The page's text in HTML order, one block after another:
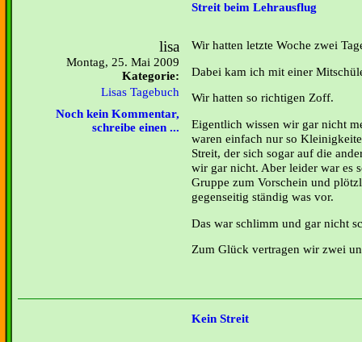
Streit beim Lehrausflug
lisa
Montag, 25. Mai 2009
Kategorie:
Lisas Tagebuch
Noch kein Kommentar,
schreibe einen ...
Wir hatten letzte Woche zwei
Dabei kam ich mit einer
Wir hatten so richtigen Zoff.
Eigentlich wissen wir gar nicht
waren einfach nur so
Streit, der sich sogar auf die
wir gar nicht. Aber leider war es
Gruppe zum Vorschein und
gegenseitig ständig was vor.
Das war schlimm und gar nicht
Zum Glück vertragen wir zwei
Kein Streit